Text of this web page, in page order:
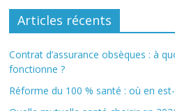
Articles récents
Contrat d’assurance obsèques : à
fonctionne ?
Réforme du 100 % santé : où en